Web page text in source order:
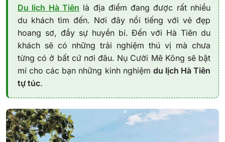
Du lịch Hà Tiên là địa điểm đang được rất nhiều
du khách tìm đến. Nơi đây nổi tiếng với vẻ đẹp
hoang sơ, đầy sự huyền bí. Đến với Hà Tiên du
khách sẽ có những trải nghiệm thú vị mà chưa
từng có ở bất cứ nơi đâu. Nụ Cười Mê Kông sẽ bật
mí cho các bạn những kinh nghiệm du lịch Hà Tiên
tự túc.